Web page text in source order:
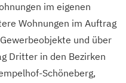
im eigenen
Wohnungen im Auftrag
und über
Dritter in den Bezirken
Schöneberg,